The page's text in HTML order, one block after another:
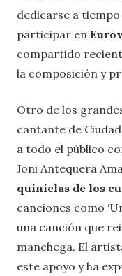
dedicarse a
participar en
compartido
la composición y
Otro de los
cantante de Ciudad
a todo el público
Joni Antequera
quinielas de los
canciones como
una canción que
manchega. El
este apoyo y ha